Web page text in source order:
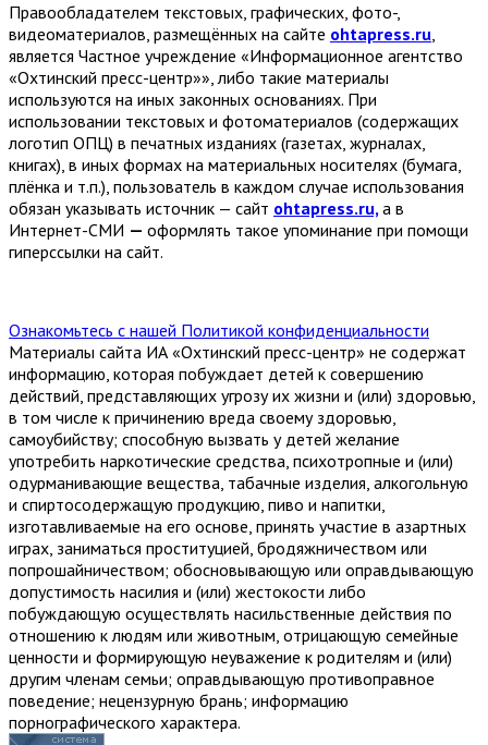
Правообладателем текстовых, графических, фото-,
видеоматериалов, размещённых на сайте ohtapress.ru,
является Частное учреждение «Информационное агентство
«Охтинский пресс-центр»», либо такие материалы
используются на иных законных основаниях. При
использовании текстовых и фотоматериалов (содержащих
логотип ОПЦ) в печатных изданиях (газетах, журналах,
книгах), в иных формах на материальных носителях (бумага,
плёнка и т.п.), пользователь в каждом случае использования
обязан указывать источник — сайт ohtapress.ru, а в
Интернет-СМИ — оформлять такое упоминание при помощи
гиперссылки на сайт.
Ознакомьтесь с нашей Политикой конфиденциальности
Материалы сайта ИА «Охтинский пресс-центр» не содержат
информацию, которая побуждает детей к совершению
действий, представляющих угрозу их жизни и (или) здоровью,
в том числе к причинению вреда своему здоровью,
самоубийству; способную вызвать у детей желание
употребить наркотические средства, психотропные и (или)
одурманивающие вещества, табачные изделия, алкогольную
и спиртосодержащую продукцию, пиво и напитки,
изготавливаемые на его основе, принять участие в азартных
играх, заниматься проституцией, бродяжничеством или
попрошайничеством; обосновывающую или оправдывающую
допустимость насилия и (или) жестокости либо
побуждающую осуществлять насильственные действия по
отношению к людям или животным, отрицающую семейные
ценности и формирующую неуважение к родителям и (или)
другим членам семьи; оправдывающую противоправное
поведение; нецензурную брань; информацию
порнографического характера.